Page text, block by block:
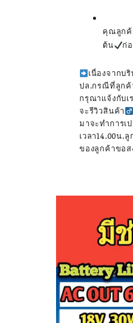
คุณลูกค้
ต้น
ก่
เนื่องจากบ
ปล.กรณีที่ลูกค้
กรุณาแจ้งกับ
จะรีวิวสินค้า‍
มาจะทำการเ
เวลา14.00น.
ของลูกค้าขอ